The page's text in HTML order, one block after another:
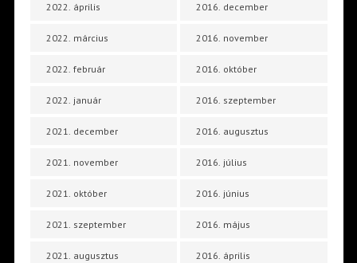
2022. április
2022. március
2022. február
2022. január
2021. december
2021. november
2021. október
2021. szeptember
2021. augusztus
2016. december
2016. november
2016. október
2016. szeptember
2016. augusztus
2016. július
2016. június
2016. május
2016. április